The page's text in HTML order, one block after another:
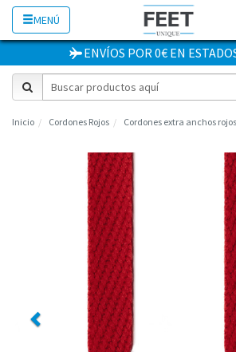
MENÚ
ENVÍOS POR 0€ EN
Inicio Cordones Rojos Cordones extra anchos rojos
Previous